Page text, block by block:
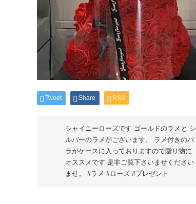
Tweet Share RSS
シャイニーローズです ゴールドのラメと シ
ルバーのラメがございます。 ラメ付きのバ
ラがケースに入っておりますので贈り物に
オススメです 是非ご覧下さいませください
ませ。 #ラメ #ローズ #プレゼント